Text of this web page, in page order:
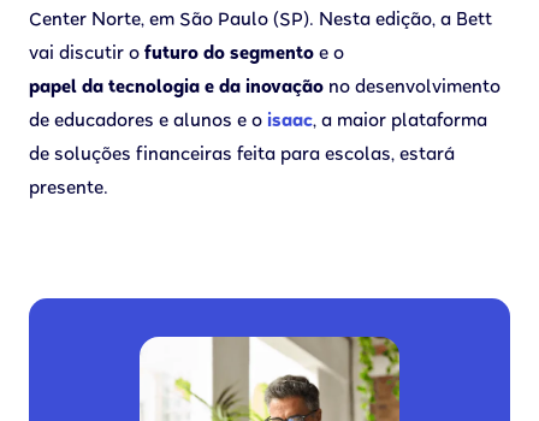
Center Norte, em São Paulo (SP). Nesta edição, a Bett
vai discutir o futuro do segmento e o
papel da tecnologia e da inovação no desenvolvimento
de educadores e alunos e o isaac, a maior plataforma
de soluções financeiras feita para escolas, estará
presente.